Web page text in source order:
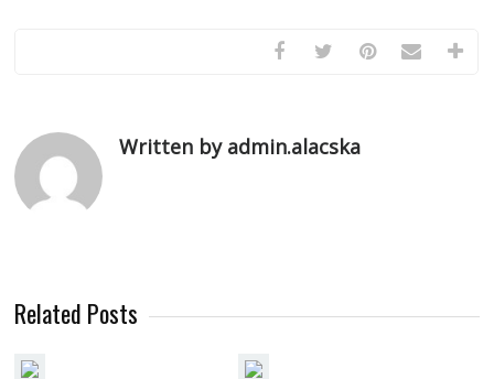
Written by admin.alacska
Related Posts